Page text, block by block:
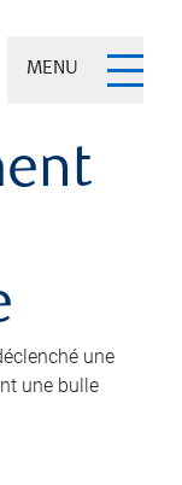
MENU
une
une bulle